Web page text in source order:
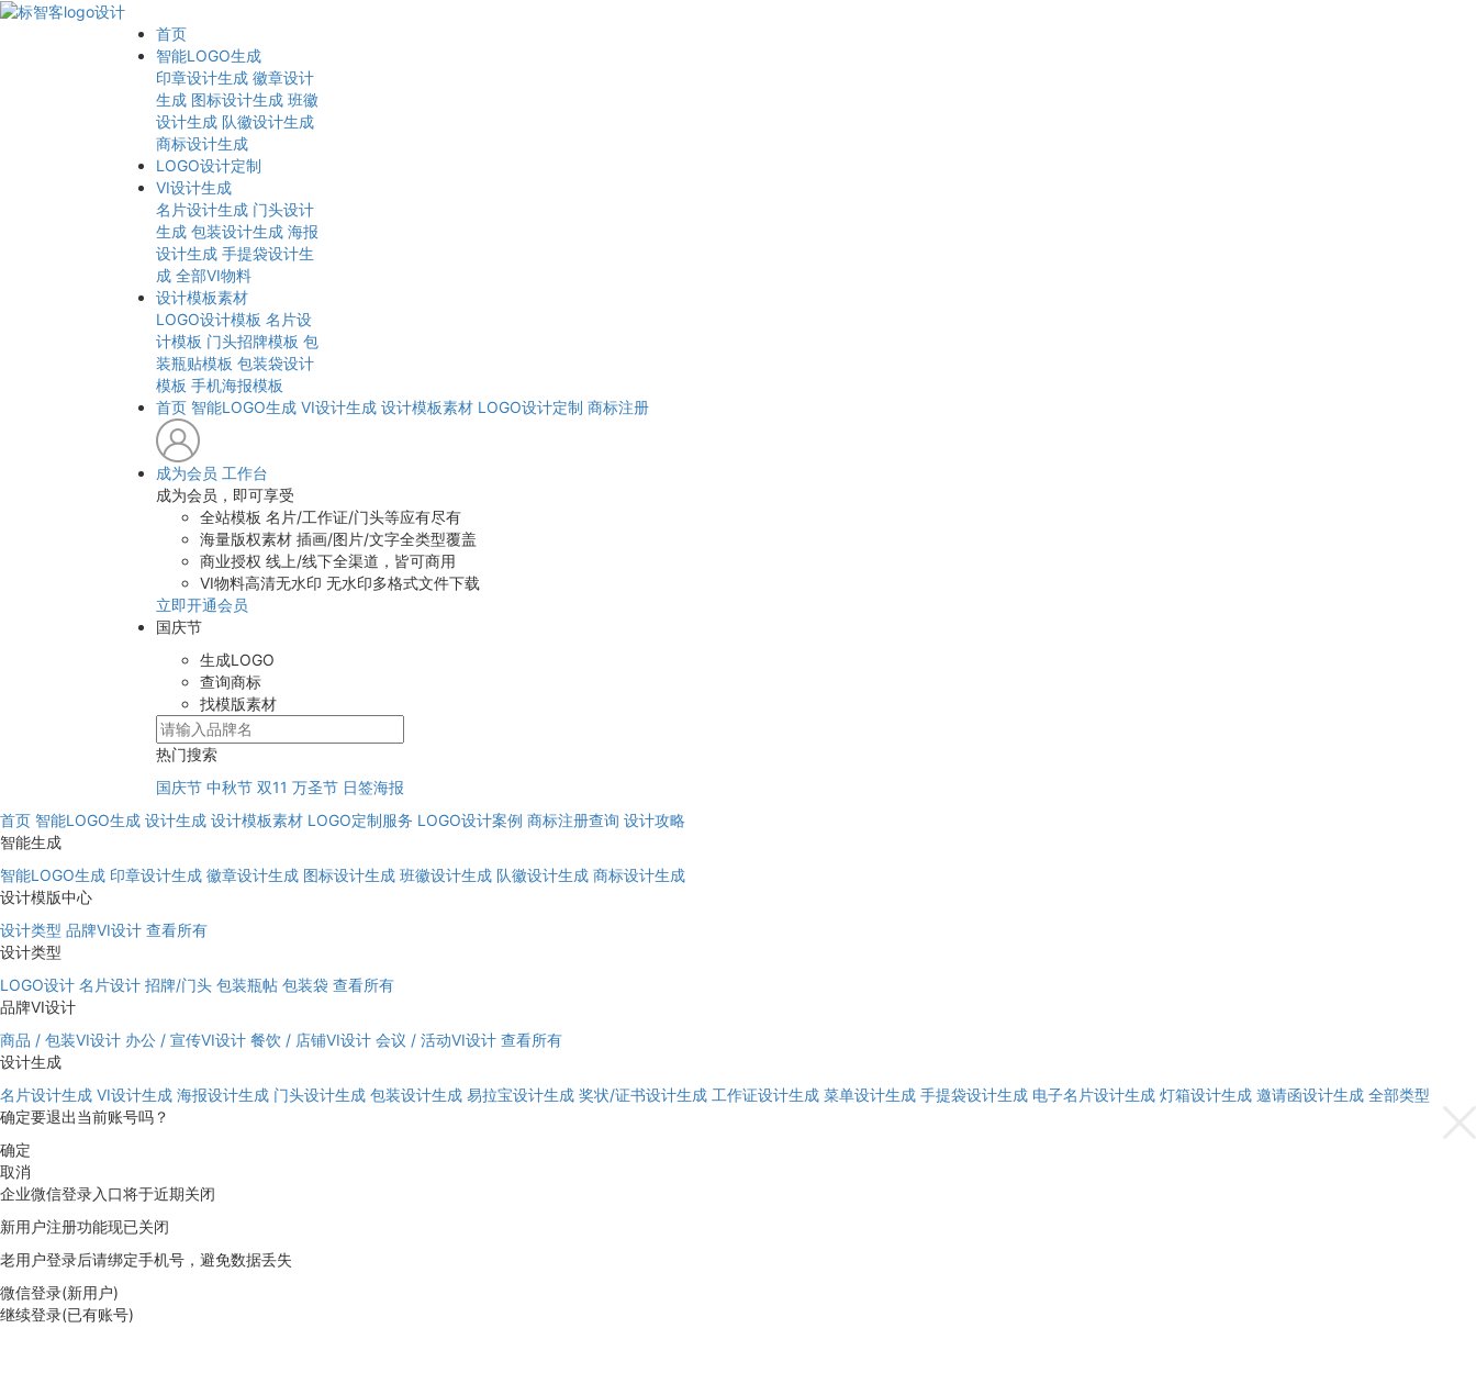
首页
智能LOGO生成
印章设计生成 徽章设计
生成 图标设计生成 班徽
设计生成 队徽设计生成
商标设计生成
LOGO设计定制
VI设计生成
名片设计生成 门头设计
生成 包装设计生成 海报
设计生成 手提袋设计生
成 全部VI物料
设计模板素材
LOGO设计模板 名片设
计模板 门头招牌模板 包
装瓶贴模板 包装袋设计
模板 手机海报模板
首页 智能LOGO生成 VI设计生成 设计模板素材 LOGO设计定制 商标注册
成为会员 工作台
成为会员，即可享受
全站模板 名片/工作证/门头等应有尽有
海量版权素材 插画/图片/文字全类型覆盖
商业授权 线上/线下全渠道，皆可商用
VI物料高清无水印 无水印多格式文件下载
立即开通会员
国庆节
生成LOGO
查询商标
找模版素材
热门搜索
国庆节 中秋节 双11 万圣节 日签海报
首页 智能LOGO生成 设计生成 设计模板素材 LOGO定制服务 LOGO设计案例 商标注册查询 设计攻略
智能生成
智能LOGO生成 印章设计生成 徽章设计生成 图标设计生成 班徽设计生成 队徽设计生成 商标设计生成
设计模版中心
设计类型 品牌VI设计 查看所有
设计类型
LOGO设计 名片设计 招牌/门头 包装瓶帖 包装袋 查看所有
品牌VI设计
商品 / 包装VI设计 办公 / 宣传VI设计 餐饮 / 店铺VI设计 会议 / 活动VI设计 查看所有
设计生成
名片设计生成 VI设计生成 海报设计生成 门头设计生成 包装设计生成 易拉宝设计生成 奖状/证书设计生成 工作证设计生成 菜单设计生成 手提袋设计生成 电子名片设计生成 灯箱设计生成 邀请函设计生成 全部类型
确定要退出当前账号吗？
确定
取消
企业微信登录入口将于近期关闭
新用户注册功能现已关闭
老用户登录后请绑定手机号，避免数据丢失
微信登录(新用户)
继续登录(已有账号)